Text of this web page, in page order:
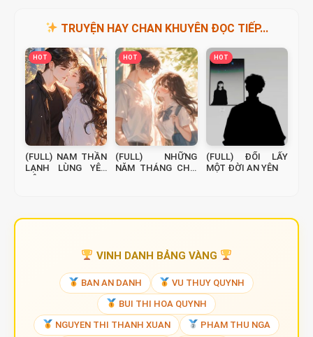
TRUYỆN HAY CHAN KHUYÊN ĐỌC TIẾP...
HOT
(FULL) NAM THẦN
LẠNH LÙNG YÊU
TÔI
HOT
(FULL) NHỮNG
NĂM THÁNG CHỜ
HOT
(FULL) ĐỔI LẤY
MỘT ĐỜI AN YÊN
VINH DANH BẢNG VÀNG
BAN AN DANH
VU THUY QUYNH
BUI THI HOA QUYNH
NGUYEN THI THANH XUAN
PHAM THU NGA